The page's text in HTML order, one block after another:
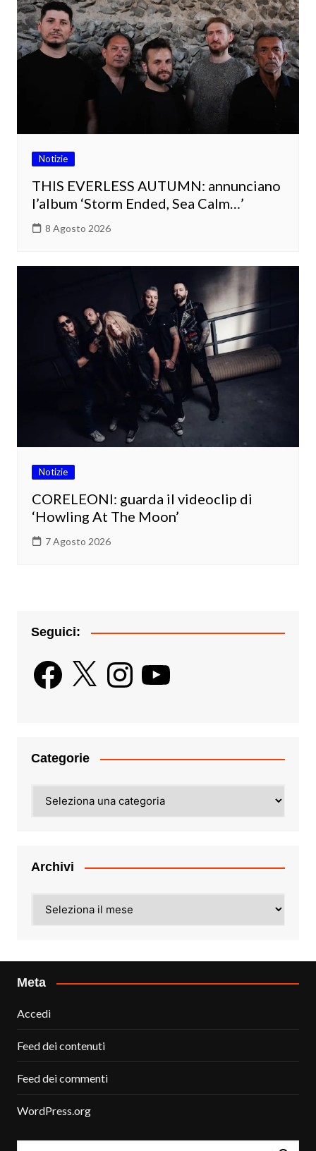
Notizie
THIS EVERLESS AUTUMN: annunciano
l’album ‘Storm Ended, Sea Calm…’
8 Agosto 2026
Notizie
CORELEONI: guarda il videoclip di
‘Howling At The Moon’
7 Agosto 2026
Seguici:
Facebook
X InstagramYouTube
Categorie
Archivi
Meta
Accedi
Feed dei contenuti
Feed dei commenti
WordPress.org